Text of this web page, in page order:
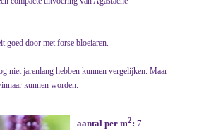
goed door met forse bloeiaren.
niet jarenlang hebben kunnen vergelijken. Maar
kunnen worden.
aantal per m2: 7